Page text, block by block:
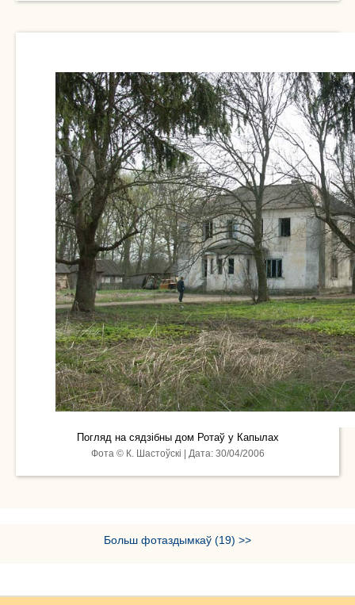
Погляд на сядзібны дом Ротаў у Капылах
Фота © К. Шастоўскі | Дата: 30/04/2006
Больш фотаздымкаў (19) >>